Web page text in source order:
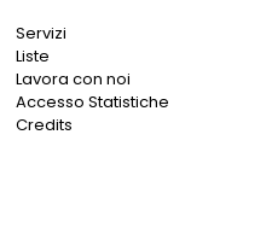
Servizi
Liste
Lavora con noi
Accesso Statistiche
Credits